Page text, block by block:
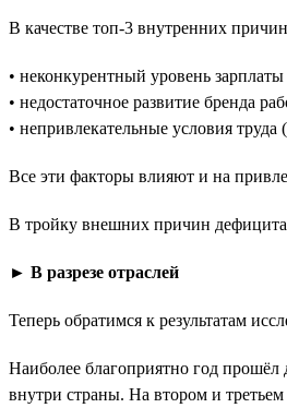
В качестве топ-3 внутренних
• неконкурентный уровень
• недостаточное развитие бренда
• непривлекательные условия труда
Все эти факторы влияют и на
В тройку внешних причин
► В разрезе отраслей
Теперь обратимся к результатам
Наиболее благоприятно год прошёл
внутри страны. На втором и